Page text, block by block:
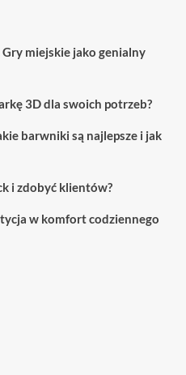
miejskie jako genialny
3D dla swoich potrzeb?
barwniki są najlepsze i jak
i zdobyć klientów?
w komfort codziennego